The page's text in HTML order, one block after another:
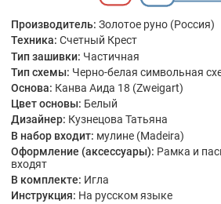
Производитель: Золотое руно (Россия)
Техника: Счетный Крест
Тип зашивки: Частичная
Тип схемы: Черно-белая символьная
Основа: Канва Аида 18 (Zweigart)
Цвет основы: Белый
Дизайнер: Кузнецова Татьяна
В набор входит: мулине (Madeira)
Оформление (аксессуары): Рамка и
входят
В комплекте: Игла
Инструкция: На русском языке